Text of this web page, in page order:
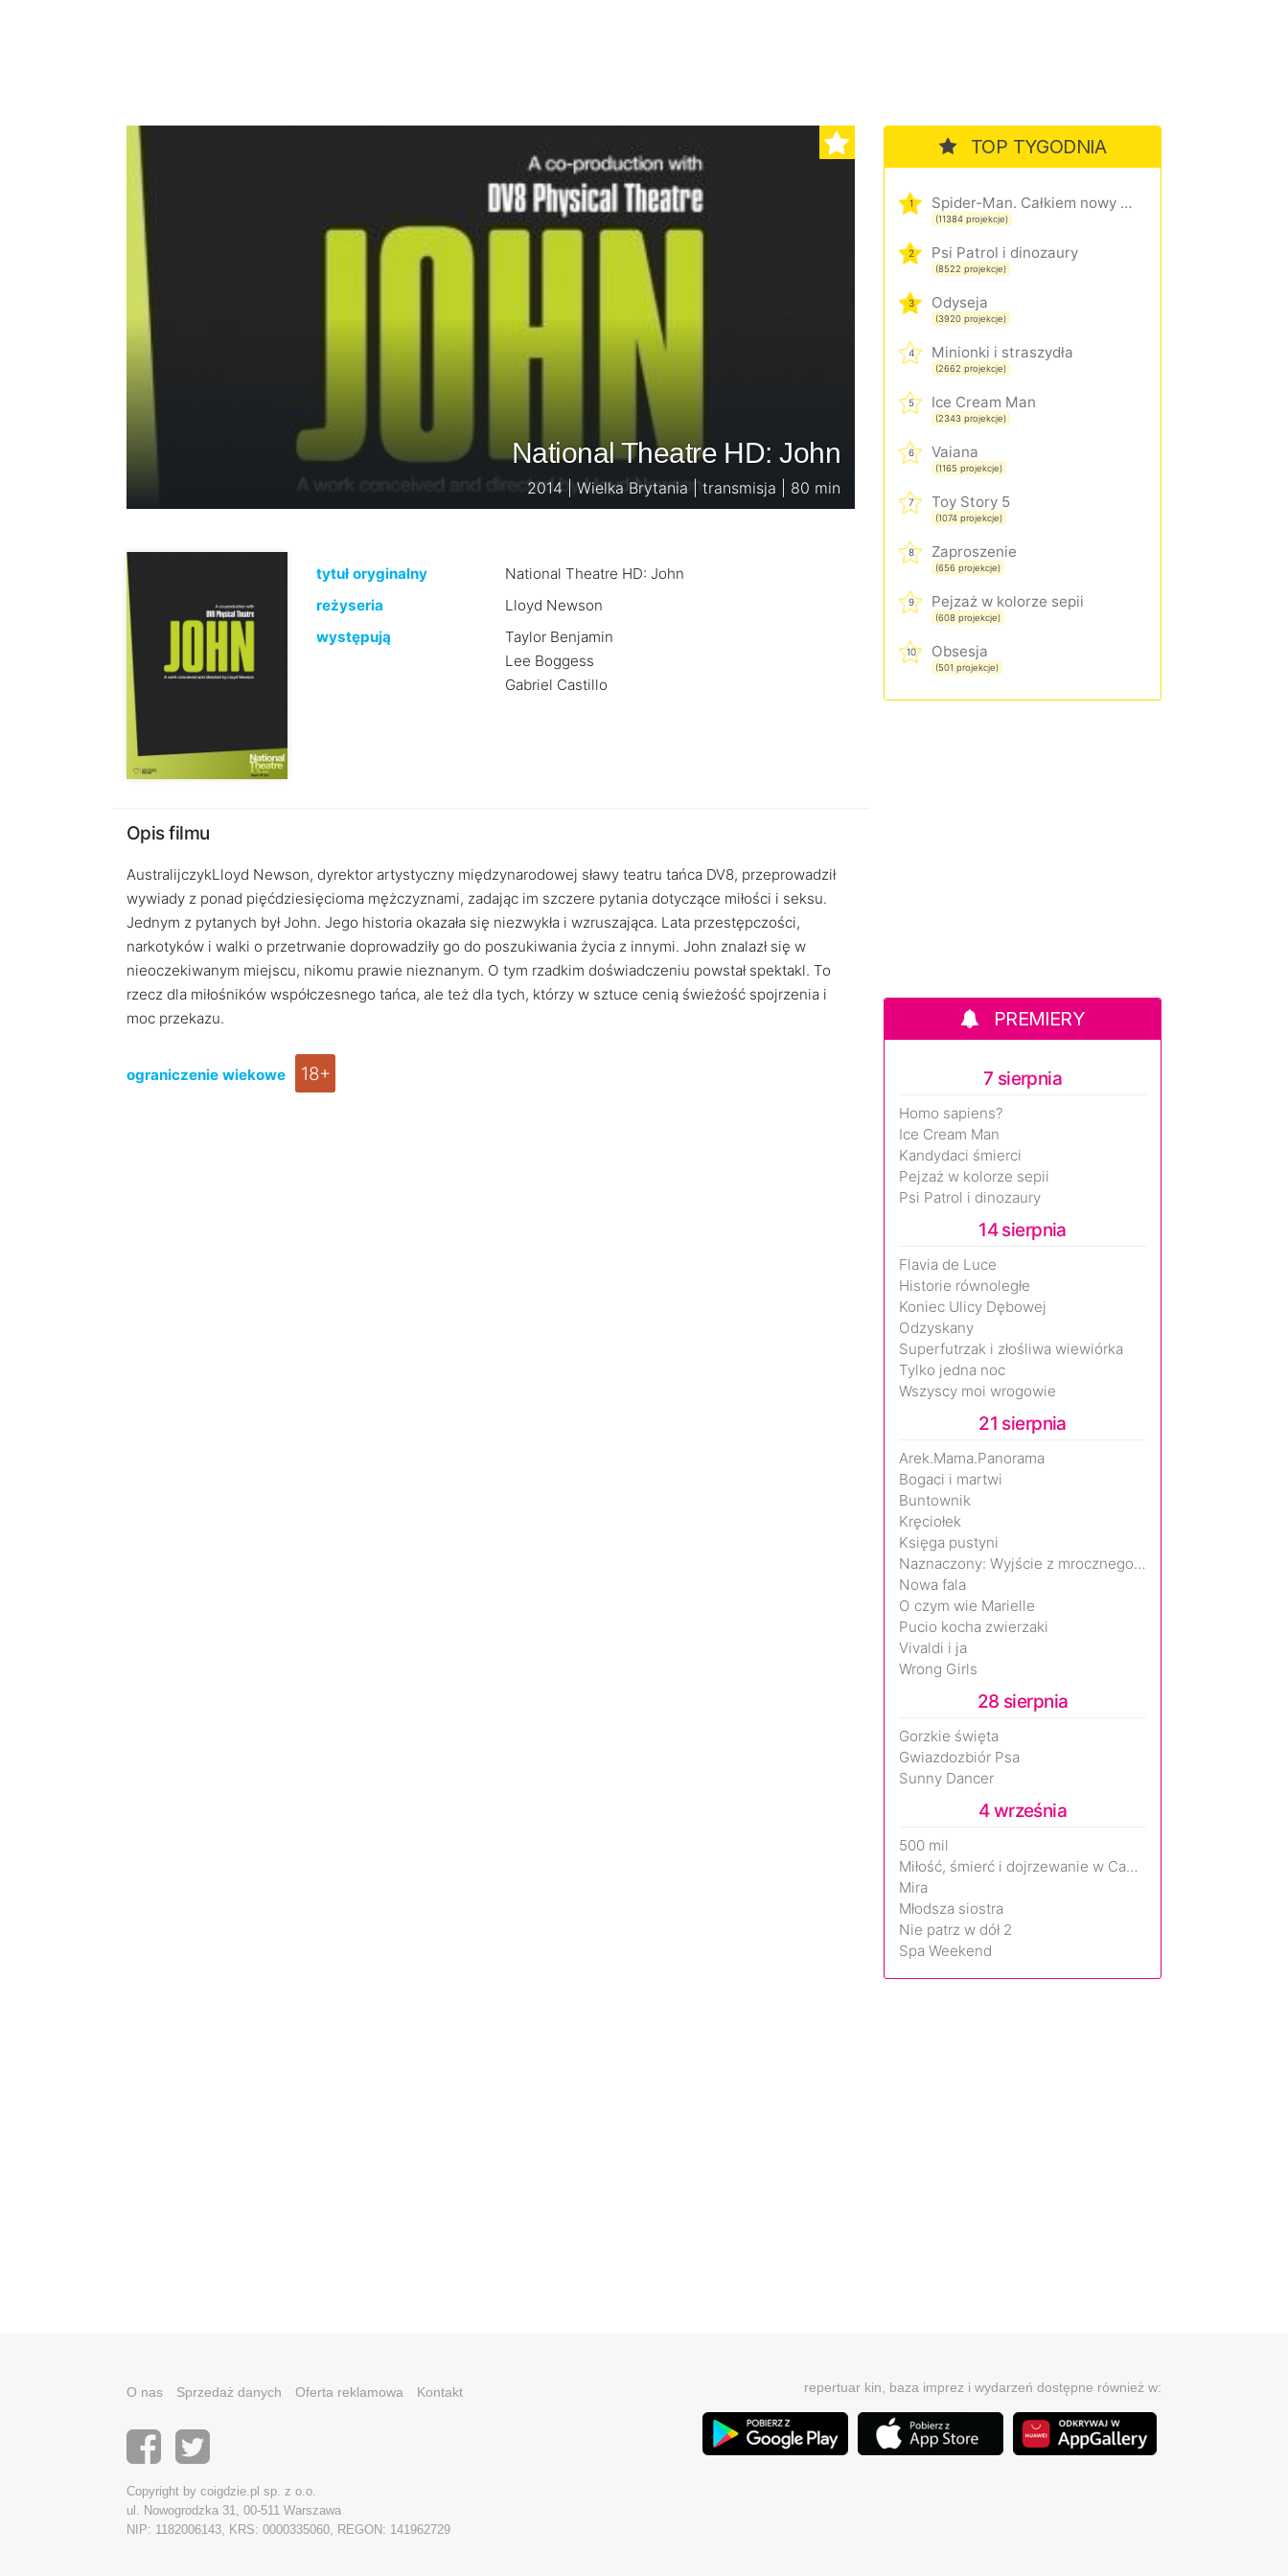
National Theatre HD: John
2014 | Wielka Brytania | transmisja | 80 min
tytuł oryginalny
National Theatre HD: John
reżyseria
Lloyd Newson
występują
Taylor Benjamin
Lee Boggess
Gabriel Castillo
Opis filmu
AustralijczykLloyd Newson, dyrektor artystyczny międzynarodowej sławy teatru tańca DV8, przeprowadził
wywiady z ponad pięćdziesięcioma mężczyznami, zadając im szczere pytania dotyczące miłości i seksu.
Jednym z pytanych był John. Jego historia okazała się niezwykła i wzruszająca. Lata przestępczości,
narkotyków i walki o przetrwanie doprowadziły go do poszukiwania życia z innymi. John znalazł się w
nieoczekiwanym miejscu, nikomu prawie nieznanym. O tym rzadkim doświadczeniu powstał spektakl. To
rzecz dla miłośników współczesnego tańca, ale też dla tych, którzy w sztuce cenią świeżość spojrzenia i
moc przekazu.
ograniczenie wiekowe 18+
TOP TYGODNIA
1 Spider-Man. Całkiem nowy dzień
(11384 projekcje)
2 Psi Patrol i dinozaury
(8522 projekcje)
3 Odyseja
(3920 projekcje)
4 Minionki i straszydła
(2662 projekcje)
5 Ice Cream Man
(2343 projekcje)
6 Vaiana
(1165 projekcje)
7 Toy Story 5
(1074 projekcje)
8 Zaproszenie
(656 projekcje)
9 Pejzaż w kolorze sepii
(608 projekcje)
10 Obsesja
(501 projekcje)
PREMIERY
7 sierpnia
Homo sapiens?
Ice Cream Man
Kandydaci śmierci
Pejzaż w kolorze sepii
Psi Patrol i dinozaury
14 sierpnia
Flavia de Luce
Historie równoległe
Koniec Ulicy Dębowej
Odzyskany
Superfutrzak i złośliwa wiewiórka
Tylko jedna noc
Wszyscy moi wrogowie
21 sierpnia
Arek.Mama.Panorama
Bogaci i martwi
Buntownik
Kręciołek
Księga pustyni
Naznaczony: Wyjście z mrocznego wymiaru
Nowa fala
O czym wie Marielle
Pucio kocha zwierzaki
Vivaldi i ja
Wrong Girls
28 sierpnia
Gorzkie święta
Gwiazdozbiór Psa
Sunny Dancer
4 września
500 mil
Miłość, śmierć i dojrzewanie w Camp Miasma
Mira
Młodsza siostra
Nie patrz w dół 2
Spa Weekend
O nas Sprzedaż danych Oferta reklamowa Kontakt
Copyright by coigdzie.pl sp. z o.o.
ul. Nowogrodzka 31, 00-511 Warszawa
NIP: 1182006143, KRS: 0000335060, REGON: 141962729
repertuar kin, baza imprez i wydarzeń dostępne również w: